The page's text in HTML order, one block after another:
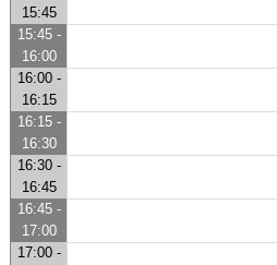
15:45
15:45 -
16:00
16:00 -
16:15
16:15 -
16:30
16:30 -
16:45
16:45 -
17:00
17:00 -